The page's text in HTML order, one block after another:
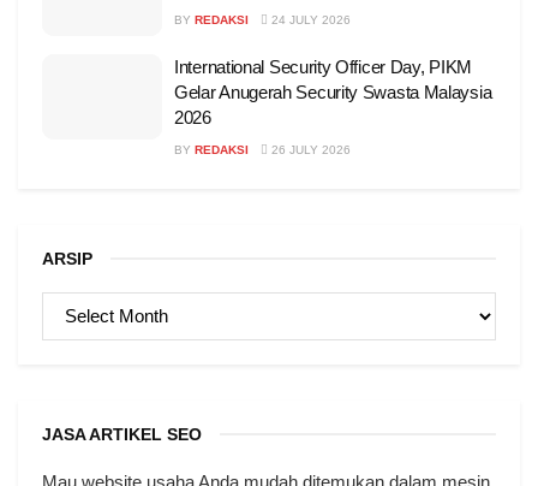
BY REDAKSI 24 JULY 2026
International Security Officer Day, PIKM
Gelar Anugerah Security Swasta Malaysia
2026
BY REDAKSI 26 JULY 2026
ARSIP
ARSIP
JASA ARTIKEL SEO
Mau website usaha Anda mudah ditemukan dalam mesin